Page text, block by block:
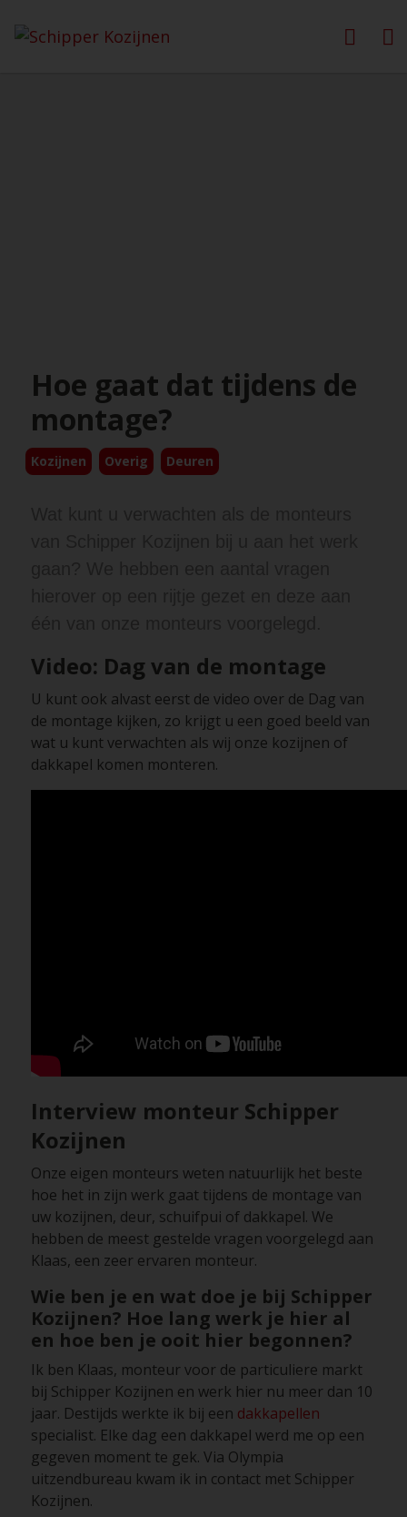
Hoe gaat dat tijdens de
montage?
Kozijnen Overig Deuren
Video: Dag van de montage
U kunt ook alvast eerst de video over de Dag van
de montage kijken, zo krijgt u een goed beeld van
wat u kunt verwachten als wij onze kozijnen of
dakkapel komen monteren.
Interview monteur Schipper
Kozijnen
Onze eigen monteurs weten natuurlijk het beste
hoe het in zijn werk gaat tijdens de montage van
uw kozijnen, deur, schuifpui of dakkapel. We
hebben de meest gestelde vragen voorgelegd aan
Klaas, een zeer ervaren monteur.
Wie ben je en wat doe je bij Schipper
Kozijnen? Hoe lang werk je hier al
en hoe ben je ooit hier begonnen?
Ik ben Klaas, monteur voor de particuliere markt
bij Schipper Kozijnen en werk hier nu meer dan 10
jaar. Destijds werkte ik bij een dakkapellen
specialist. Elke dag een dakkapel werd me op een
gegeven moment te gek. Via Olympia
uitzendbureau kwam ik in contact met Schipper
Kozijnen.